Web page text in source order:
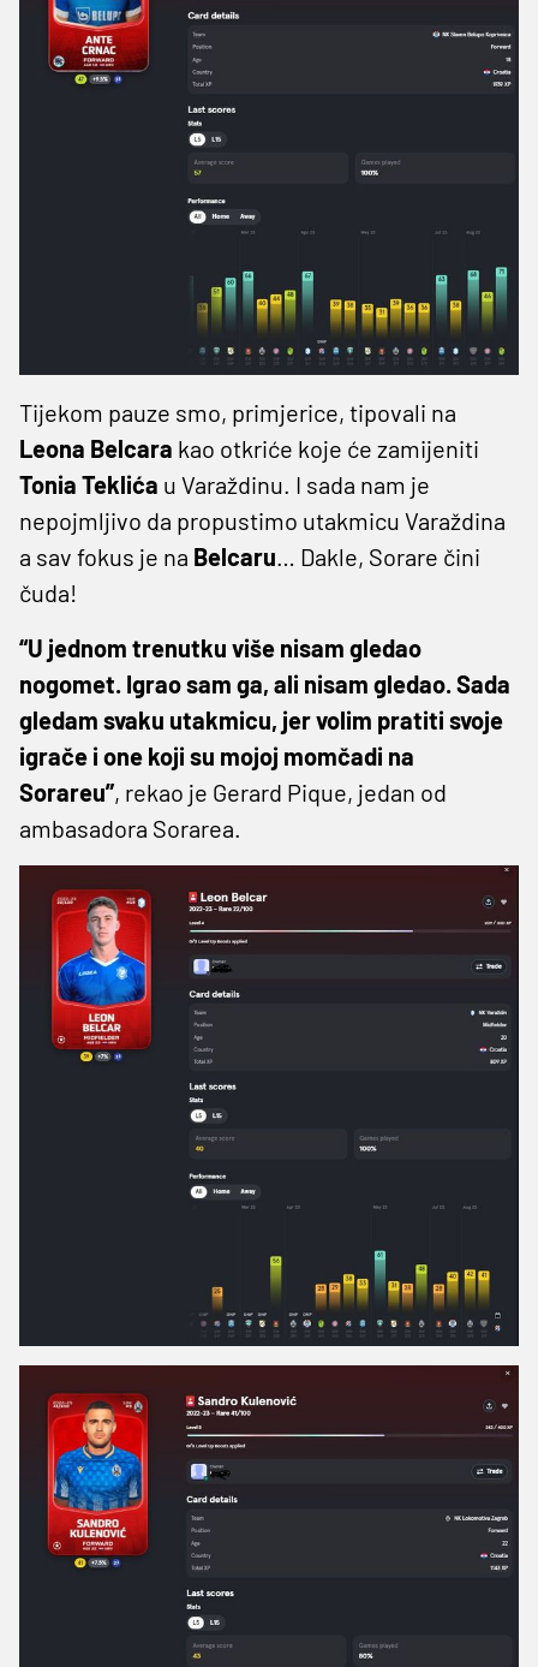
Tijekom pauze smo, primjerice, tipovali na
Leona Belcara kao otkriće koje će zamijeniti
Tonia Teklića u Varaždinu. I sada nam je
nepojmljivo da propustimo utakmicu Varaždina
a sav fokus je na Belcaru … Dakle, Sorare čini
čuda!
“U jednom trenutku više nisam gledao
nogomet. Igrao sam ga, ali nisam gledao. Sada
gledam svaku utakmicu, jer volim pratiti svoje
igrače i one koji su mojoj momčadi na
Sorareu”, rekao je Gerard Pique, jedan od
ambasadora Sorarea.